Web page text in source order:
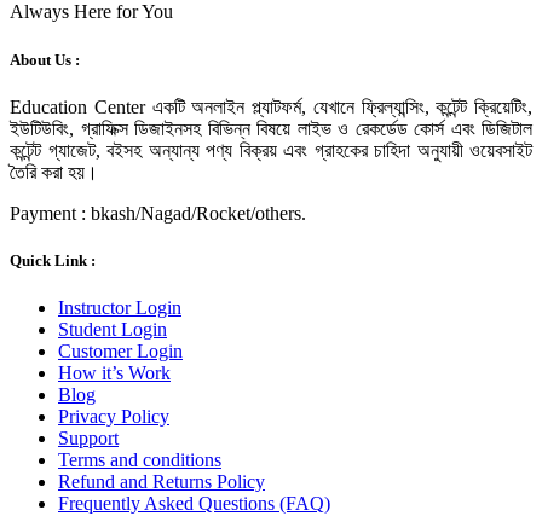
Always Here for You
About Us :
Education Center একটি অনলাইন প্ল্যাটফর্ম, যেখানে ফ্রিল্যান্সিং, কন্টেন্ট ক্রিয়েটিং,
ইউটিউবিং, গ্রাফিক্স ডিজাইনসহ বিভিন্ন বিষয়ে লাইভ ও রেকর্ডেড কোর্স এবং ডিজিটাল
কন্টেন্ট গ্যাজেট, বইসহ অন্যান্য পণ্য বিক্রয় এবং গ্রাহকের চাহিদা অনুযায়ী ওয়েবসাইট
তৈরি করা হয়।
Payment : bkash/Nagad/Rocket/others.
Quick Link :
Instructor Login
Student Login
Customer Login
How it’s Work
Blog
Privacy Policy
Support
Terms and conditions
Refund and Returns Policy
Frequently Asked Questions (FAQ)